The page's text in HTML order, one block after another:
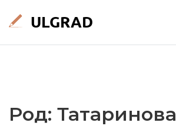
Род: Татаринова